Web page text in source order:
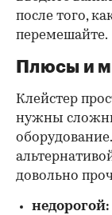
после того,
перемешайте.
Плюсы и
Клейстер
нужны
довольно
недорогой: